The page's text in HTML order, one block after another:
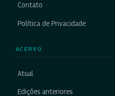
Contato
Política de Privacidade
ACERVO
Atual
Edições anteriores